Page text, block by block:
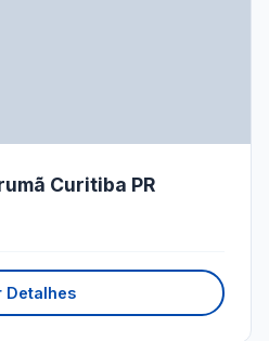
Curitiba PR
Detalhes